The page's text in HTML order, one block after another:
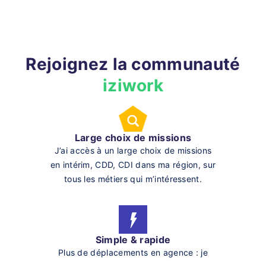
Rejoignez la communauté
iziwork
Large choix de missions
J’ai accès à un large choix de missions
en intérim, CDD, CDI dans ma région, sur
tous les métiers qui m’intéressent.
Simple & rapide
Plus de déplacements en agence : je